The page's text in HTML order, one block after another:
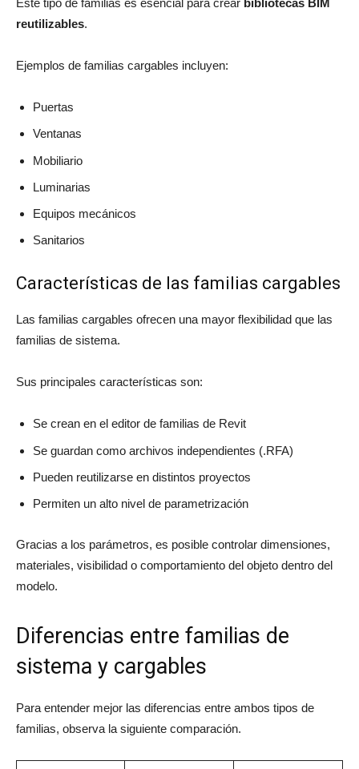
Este tipo de familias es esencial para crear bibliotecas BIM
reutilizables.
Ejemplos de familias cargables incluyen:
Puertas
Ventanas
Mobiliario
Luminarias
Equipos mecánicos
Sanitarios
Características de las familias cargables
Las familias cargables ofrecen una mayor flexibilidad que las
familias de sistema.
Sus principales características son:
Se crean en el editor de familias de Revit
Se guardan como archivos independientes (.RFA)
Pueden reutilizarse en distintos proyectos
Permiten un alto nivel de parametrización
Gracias a los parámetros, es posible controlar dimensiones,
materiales, visibilidad o comportamiento del objeto dentro del
modelo.
Diferencias entre familias de
sistema y cargables
Para entender mejor las diferencias entre ambos tipos de
familias, observa la siguiente comparación.